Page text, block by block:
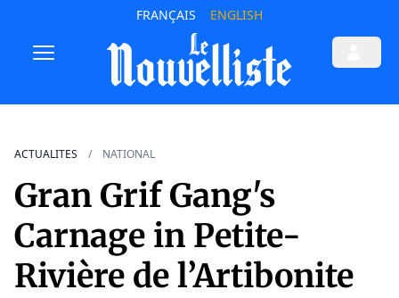
FRANÇAIS ENGLISH
ACTUALITES NATIONAL
Gran Grif Gang's
Carnage in Petite-
Rivière de l’Artibonite